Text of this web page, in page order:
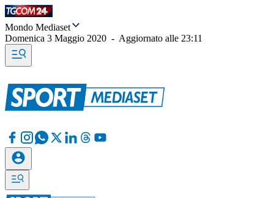
Mondo Mediaset
Domenica 3 Maggio 2020 - Aggiornato alle 23:11